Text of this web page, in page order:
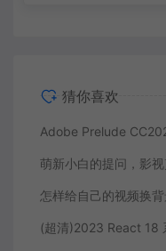
猜你喜欢